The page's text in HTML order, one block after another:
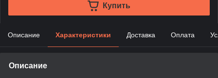
Купить
Описание Характеристики Доставка Оплата
Описание